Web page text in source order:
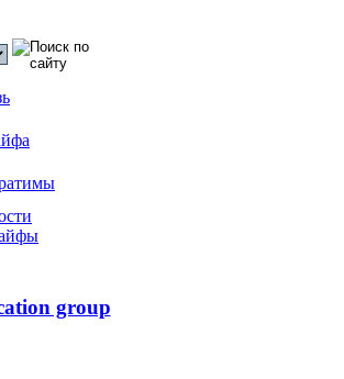
group